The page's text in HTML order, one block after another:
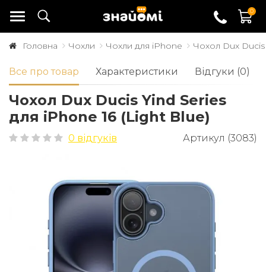
0
Головна Чохли Чохли для iPhone Чохол Dux
Все про товар Характеристики Відгуки (0)
Чохол Dux Ducis Yind Series
для iPhone 16 (Light Blue)
0 відгуків Артикул (3083)